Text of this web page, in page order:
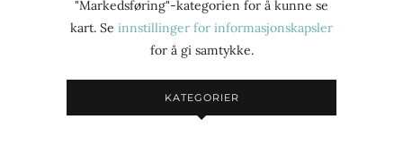
"Markedsføring"-kategorien for å kunne se
kart. Se innstillinger for informasjonskapsler
for å gi samtykke.
KATEGORIER